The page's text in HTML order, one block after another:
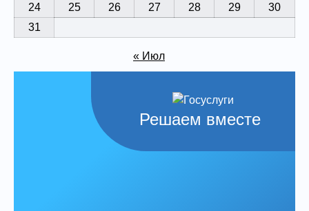
24
25 26 27 28 29
30
31
« Июл
Решаем вместе